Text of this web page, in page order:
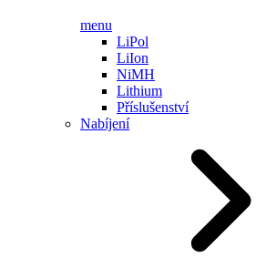
menu
LiPol
LiIon
NiMH
Lithium
Příslušenství
Nabíjení